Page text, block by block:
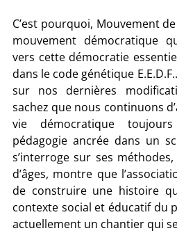
C’est pourquoi, Mouvement
mouvement démocratique
vers cette démocratie
dans le code génétique
sur nos dernières
sachez que nous continuons
vie démocratique
pédagogie ancrée dans un
s’interroge sur ses
d’âges, montre que
de construire une histoire
contexte social et éducatif du
actuellement un chantier qui